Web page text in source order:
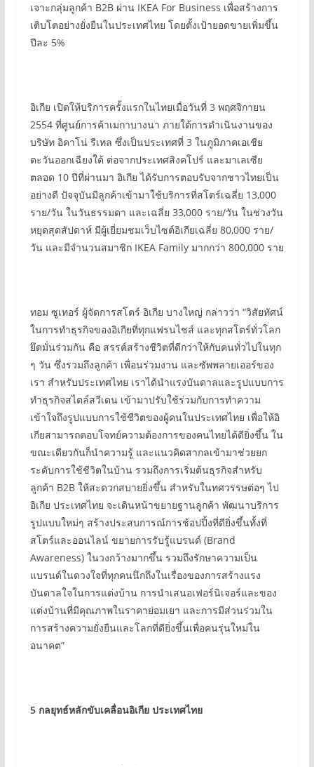
เจาะกลุ่มลูกค้า B2B ผ่าน IKEA For Business เพื่อสร้างการ
เติบโตอย่างยั่งยืนในประเทศไทย โดยตั้งเป้ายอดขายเพิ่มขึ้น
ปีละ 5%
อิเกีย เปิดให้บริการครั้งแรกในไทยเมื่อวันที่ 3 พฤศจิกายน
2554 ที่ศูนย์การค้าเมกาบางนา ภายใต้การดำเนินงานของ
บริษัท อิคาโน่ รีเทล ซึ่งเป็นประเทศที่ 3 ในภูมิภาคเอเชีย
ตะวันออกเฉียงใต้ ต่อจากประเทศสิงคโปร์ และมาเลเซีย
ตลอด 10 ปีที่ผ่านมา อิเกีย ได้รับการตอบรับจากชาวไทยเป็น
อย่างดี ปัจจุบันมีลูกค้าเข้ามาใช้บริการที่สโตร์เฉลี่ย 13,000
ราย/วัน ในวันธรรมดา และเฉลี่ย 33,000 ราย/วัน ในช่วงวัน
หยุดสุดสัปดาห์ มีผู้เยี่ยมชมเว็บไซต์อิเกียเฉลี่ย 80,000 ราย/
วัน และมีจำนวนสมาชิก IKEA Family มากกว่า 800,000 ราย
ทอม ซูเทอร์ ผู้จัดการสโตร์ อิเกีย บางใหญ่ กล่าวว่า “วิสัยทัศน์
ในการทำธุรกิจของอิเกียที่ทุกแฟรนไชส์ และทุกสโตร์ทั่วโลก
ยึดมั่นร่วมกัน คือ สรรค์สร้างชีวิตที่ดีกว่าให้กับคนทั่วไปในทุก
ๆ วัน ซึ่งรวมถึงลูกค้า เพื่อนร่วมงาน และซัพพลายเออร์ของ
เรา สำหรับประเทศไทย เราได้นำแรงบันดาลและรูปแบบการ
ทำธุรกิจสไตล์สวีเดน เข้ามาปรับใช้ร่วมกับการทำความ
เข้าใจถึงรูปแบบการใช้ชีวิตของผู้คนในประเทศไทย เพื่อให้อิ
เกียสามารถตอบโจทย์ความต้องการของคนไทยได้ดียิ่งขึ้น ใน
ขณะเดียวกันก็นำความรู้ และแนวคิดสากลเข้ามาช่วยยก
ระดับการใช้ชีวิตในบ้าน รวมถึงการเริ่มต้นธุรกิจสำหรับ
ลูกค้า B2B ให้สะดวกสบายยิ่งขึ้น สำหรับในทศวรรษต่อๆ ไป
อิเกีย ประเทศไทย จะเดินหน้าขยายฐานลูกค้า พัฒนาบริการ
รูปแบบใหม่ๆ สร้างประสบการณ์การช้อปปิ้งที่ดียิ่งขึ้นทั้งที่
สโตร์และออนไลน์ ขยายการรับรู้แบรนด์ (Brand
Awareness) ในวงกว้างมากขึ้น รวมถึงรักษาความเป็น
แบรนด์ในดวงใจที่ทุกคนนึกถึงในเรื่องของการสร้างแรง
บันดาลใจในการแต่งบ้าน การนำเสนอเฟอร์นิเจอร์และของ
แต่งบ้านที่มีคุณภาพในราคาย่อมเยา และการมีส่วนร่วมใน
การสร้างความยั่งยืนและโลกที่ดียิ่งขึ้นเพื่อคนรุ่นใหม่ใน
อนาคต”
5กลยุทธ์หลักขับเคลื่อนอิเกีย ประเทศไทย